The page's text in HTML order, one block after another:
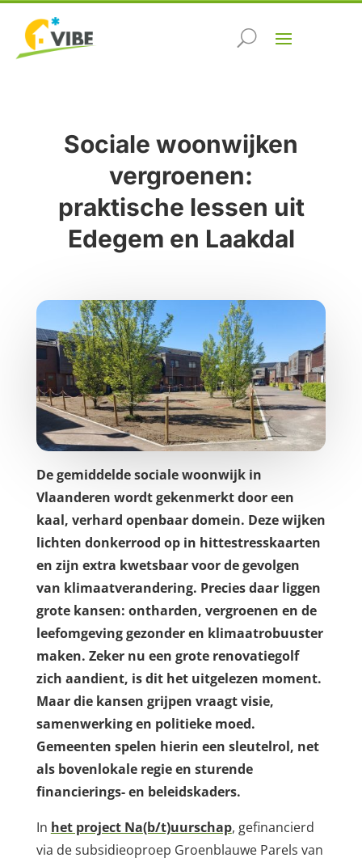
Sociale woonwijken
vergroenen:
praktische lessen uit
Edegem en Laakdal
De gemiddelde sociale woonwijk in
Vlaanderen wordt gekenmerkt door een
kaal, verhard openbaar domein. Deze wijken
lichten donkerrood op in hittestresskaarten
en zijn extra kwetsbaar voor de gevolgen
van klimaatverandering. Precies daar liggen
grote kansen: ontharden, vergroenen en de
leefomgeving gezonder en klimaatrobuuster
maken. Zeker nu een grote renovatiegolf
zich aandient, is dit het uitgelezen moment.
Maar die kansen grijpen vraagt visie,
samenwerking en politieke moed.
Gemeenten spelen hierin een sleutelrol, net
als bovenlokale regie en sturende
financierings- en beleidskaders.
In het project Na(b/t)uurschap, gefinancierd
via de subsidieoproep Groenblauwe Parels van